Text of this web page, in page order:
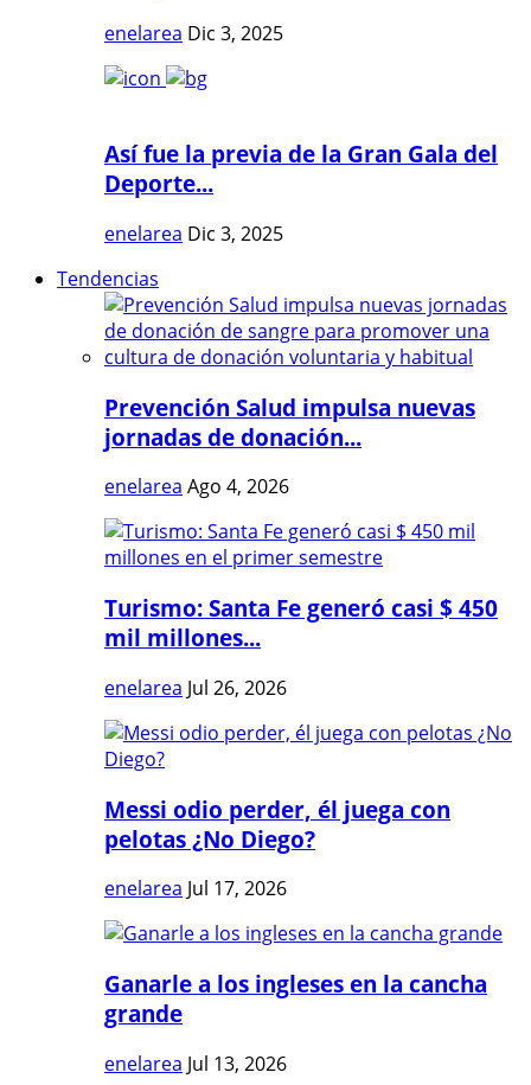
enelarea Dic 3, 2025
Así fue la previa de la Gran Gala del
Deporte...
enelarea Dic 3, 2025
Tendencias
Prevención Salud impulsa nuevas
jornadas de donación...
enelarea Ago 4, 2026
Turismo: Santa Fe generó casi $ 450
mil millones...
enelarea Jul 26, 2026
Messi odio perder, él juega con
pelotas ¿No Diego?
enelarea Jul 17, 2026
Ganarle a los ingleses en la cancha
grande
enelarea Jul 13, 2026